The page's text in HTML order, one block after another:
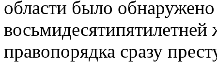
области было
правопорядка сразу